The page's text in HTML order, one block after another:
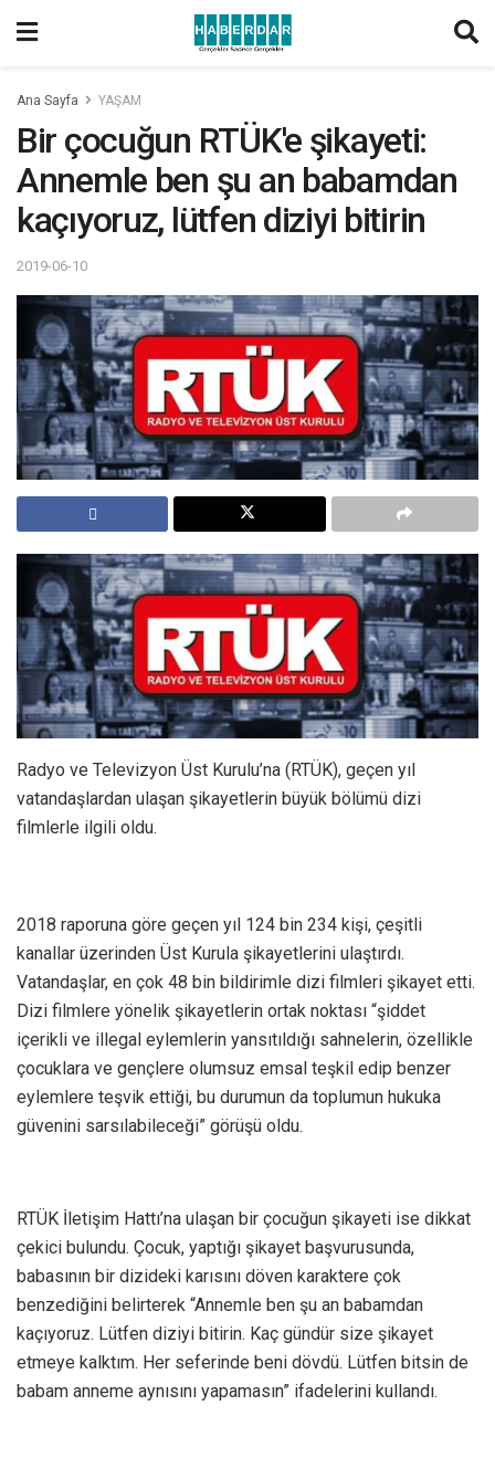
Ana Sayfa YAŞAM
Bir çocuğun RTÜK'e şikayeti:
Annemle ben şu an babamdan
kaçıyoruz, lütfen diziyi bitirin
2019-06-10
Radyo ve Televizyon Üst Kurulu’na (RTÜK), geçen yıl
vatandaşlardan ulaşan şikayetlerin büyük bölümü dizi
filmlerle ilgili oldu.
2018 raporuna göre geçen yıl 124 bin 234 kişi, çeşitli
kanallar üzerinden Üst Kurula şikayetlerini ulaştırdı.
Vatandaşlar, en çok 48 bin bildirimle dizi filmleri şikayet etti.
Dizi filmlere yönelik şikayetlerin ortak noktası “şiddet
içerikli ve illegal eylemlerin yansıtıldığı sahnelerin, özellikle
çocuklara ve gençlere olumsuz emsal teşkil edip benzer
eylemlere teşvik ettiği, bu durumun da toplumun hukuka
güvenini sarsılabileceği” görüşü oldu.
RTÜK İletişim Hattı’na ulaşan bir çocuğun şikayeti ise dikkat
çekici bulundu. Çocuk, yaptığı şikayet başvurusunda,
babasının bir dizideki karısını döven karaktere çok
benzediğini belirterek “Annemle ben şu an babamdan
kaçıyoruz. Lütfen diziyi bitirin. Kaç gündür size şikayet
etmeye kalktım. Her seferinde beni dövdü. Lütfen bitsin de
babam anneme aynısını yapamasın” ifadelerini kullandı.